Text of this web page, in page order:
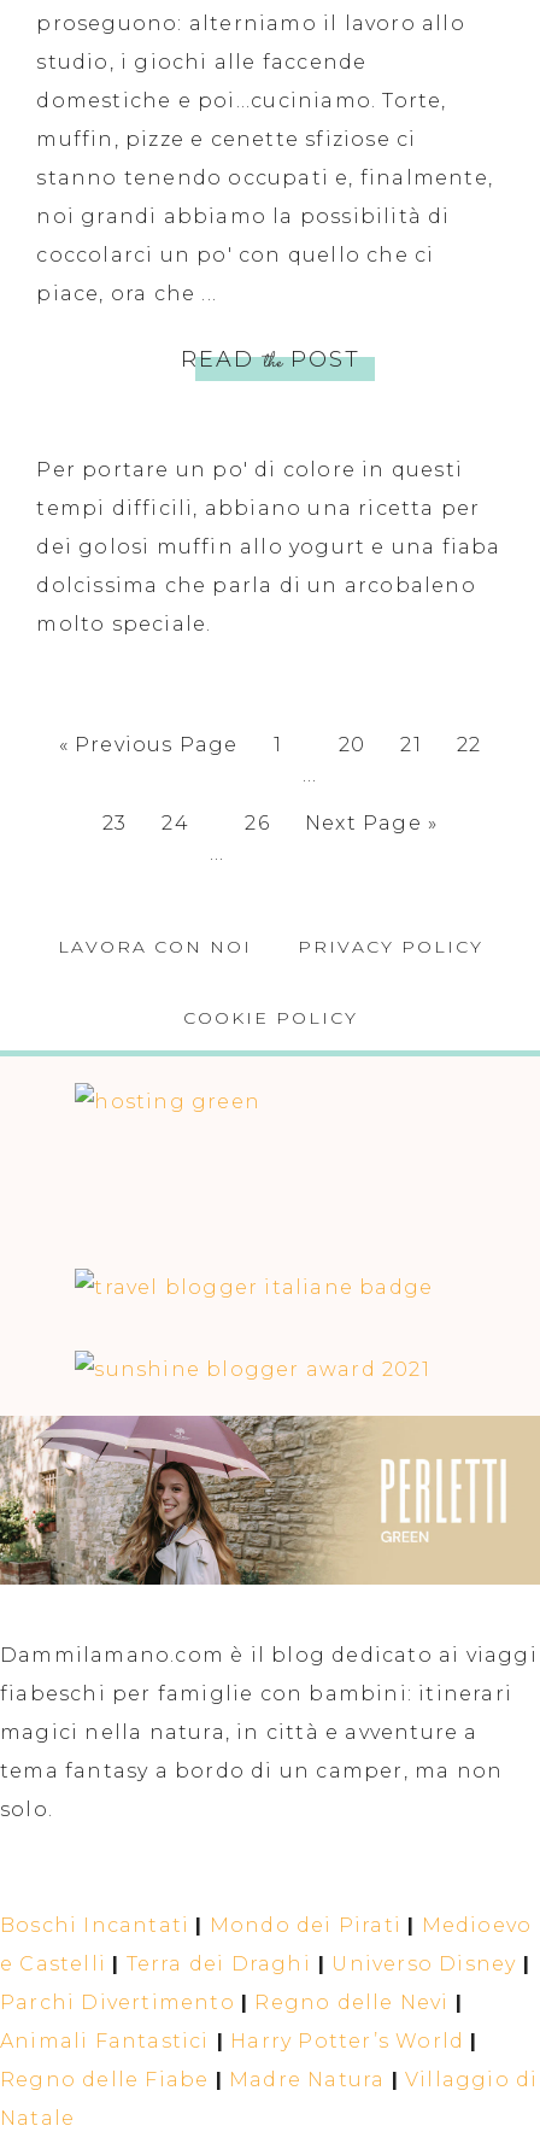
proseguono: alterniamo il lavoro allo
studio, i giochi alle faccende
domestiche e poi...cuciniamo. Torte,
muffin, pizze e cenette sfiziose ci
stanno tenendo occupati e, finalmente,
noi grandi abbiamo la possibilità di
coccolarci un po' con quello che ci
piace, ora che ...
READthePOST
Per portare un po' di colore in questi
tempi difficili, abbiano una ricetta per
dei golosi muffin allo yogurt e una fiaba
dolcissima che parla di un arcobaleno
molto speciale.
« Previous Page
1
…
20 21 22
23
24
…
26 Next Page »
LAVORA CON NOI PRIVACY POLICY
COOKIE POLICY
Dammilamano.com è il blog dedicato ai viaggi
fiabeschi per famiglie con bambini: itinerari
magici nella natura, in città e avventure a
tema fantasy a bordo di un camper, ma non
solo.
Boschi Incantati | Mondo dei Pirati | Medioevo
e Castelli | Terra dei Draghi | Universo Disney |
Parchi Divertimento | Regno delle Nevi |
Animali Fantastici | Harry Potter’s World |
Regno delle Fiabe | Madre Natura | Villaggio di
Natale